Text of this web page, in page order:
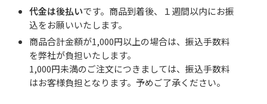
代金は後払いです。商品到着後、１週間以内にお振
込をお願いいたします。
商品合計金額が1,000円以上の場合は、振込手数料
を弊社が負担いたします。
1,000円未満のご注文につきましては、振込手数料
はお客様負担となります。予めご了承ください。